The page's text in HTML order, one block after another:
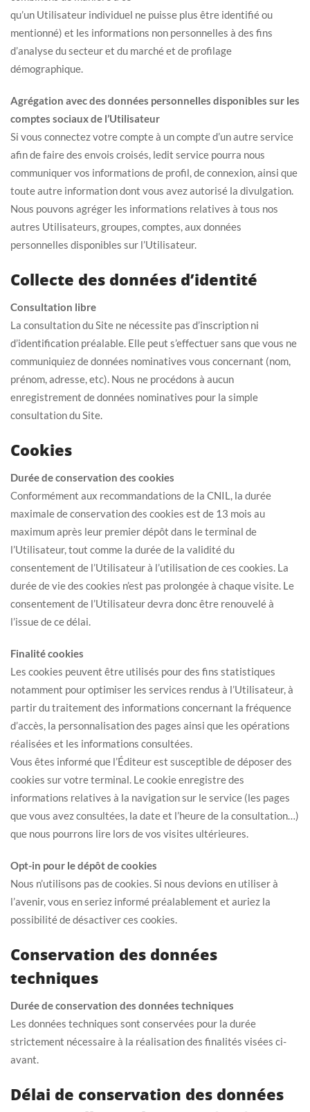
qu’un Utilisateur individuel ne puisse plus être identifié ou
mentionné) et les informations non personnelles à des fins
d’analyse du secteur et du marché et de profilage
démographique.
Agrégation avec des données personnelles disponibles sur les
comptes sociaux de l’Utilisateur
Si vous connectez votre compte à un compte d’un autre service
afin de faire des envois croisés, ledit service pourra nous
communiquer vos informations de profil, de connexion, ainsi que
toute autre information dont vous avez autorisé la divulgation.
Nous pouvons agréger les informations relatives à tous nos
autres Utilisateurs, groupes, comptes, aux données
personnelles disponibles sur l’Utilisateur.
Collecte des données d’identité
Consultation libre
La consultation du Site ne nécessite pas d’inscription ni
d’identification préalable. Elle peut s’effectuer sans que vous ne
communiquiez de données nominatives vous concernant (nom,
prénom, adresse, etc). Nous ne procédons à aucun
enregistrement de données nominatives pour la simple
consultation du Site.
Cookies
Durée de conservation des cookies
Conformément aux recommandations de la CNIL, la durée
maximale de conservation des cookies est de 13 mois au
maximum après leur premier dépôt dans le terminal de
l’Utilisateur, tout comme la durée de la validité du
consentement de l’Utilisateur à l’utilisation de ces cookies. La
durée de vie des cookies n’est pas prolongée à chaque visite. Le
consentement de l’Utilisateur devra donc être renouvelé à
l’issue de ce délai.
Finalité cookies
Les cookies peuvent être utilisés pour des fins statistiques
notamment pour optimiser les services rendus à l’Utilisateur, à
partir du traitement des informations concernant la fréquence
d’accès, la personnalisation des pages ainsi que les opérations
réalisées et les informations consultées.
Vous êtes informé que l’Éditeur est susceptible de déposer des
cookies sur votre terminal. Le cookie enregistre des
informations relatives à la navigation sur le service (les pages
que vous avez consultées, la date et l’heure de la consultation…)
que nous pourrons lire lors de vos visites ultérieures.
Opt-in pour le dépôt de cookies
Nous n’utilisons pas de cookies. Si nous devions en utiliser à
l’avenir, vous en seriez informé préalablement et auriez la
possibilité de désactiver ces cookies.
Conservation des données
techniques
Durée de conservation des données techniques
Les données techniques sont conservées pour la durée
strictement nécessaire à la réalisation des finalités visées ci-
avant.
Délai de conservation des données